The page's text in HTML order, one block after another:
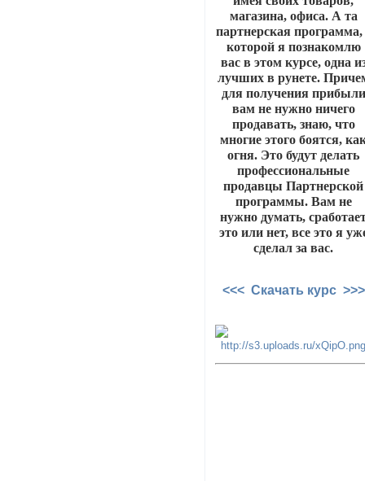
магазина, офиса. А та
партнерская программа,
которой я познакомлю
вас в этом курсе, одна
лучших в рунете.
для получения прибыли
вам не нужно ничего
продавать, знаю, что
многие этого боятся,
огня. Это будут делать
профессиональные
продавцы Партнерской
программы. Вам не
нужно думать,
это или нет, все это я
сделал за вас.
<<< Скачать курс >>>